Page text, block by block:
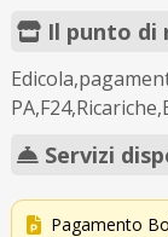
Il punto di
Servizi
Pagamento